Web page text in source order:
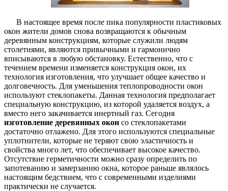
В настоящее время после пика популярности пластиковых
окон жители домов снова возвращаются к обычным
деревянным конструкциям, которые служили людям
столетиями, являются привычными и гармонично
вписываются в любую обстановку. Естественно, что с
течением времени изменяется конструкция окон, их
технология изготовления, что улучшает общее качество и
долговечность. Для уменьшения теплопроводности окон
используют стеклопакеты. Данная технология предполагает
специальную конструкцию, из которой удаляется воздух, а
вместо него закачивается инертный газ. Сегодня
изготовление деревянных окон со стеклопакетами
достаточно отлажено. Для этого используются специальные
уплотнители, которые не теряют свою эластичность и
свойства много лет, что обеспечивает высокое качество.
Отсутствие герметичности можно сразу определить по
запотеванию и замерзанию окна, которое раньше являлось
настоящим бедствием, что с современными изделиями
практически не случается.